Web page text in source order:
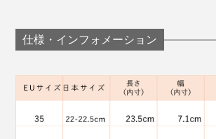
仕様・インフォメーション